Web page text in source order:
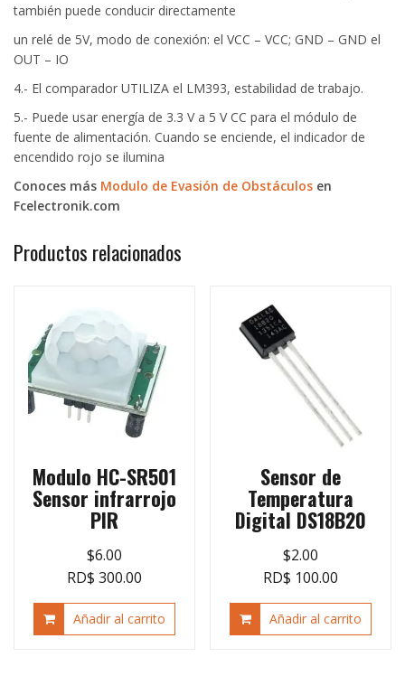
también puede conducir directamente
un relé de 5V, modo de conexión: el VCC – VCC; GND – GND el
OUT – IO
4.- El comparador UTILIZA el LM393, estabilidad de trabajo.
5.- Puede usar energía de 3.3 V a 5 V CC para el módulo de
fuente de alimentación. Cuando se enciende, el indicador de
encendido rojo se ilumina
Conoces más Modulo de Evasión de Obstáculos en
Fcelectronik.com
Productos relacionados
Modulo HC-SR501
Sensor infrarrojo
PIR
$6.00
RD$ 300.00
Añadir al carrito
Sensor de
Temperatura
Digital DS18B20
$2.00
RD$ 100.00
Añadir al carrito